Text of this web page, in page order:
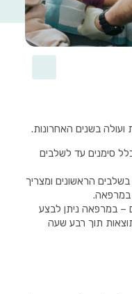
בשנים האחרונות.
כלל סימנים עד לשלבים
הראשונים ומצריך
במרפאה.
– במרפאה ניתן לבצע
תוך רבע שעה